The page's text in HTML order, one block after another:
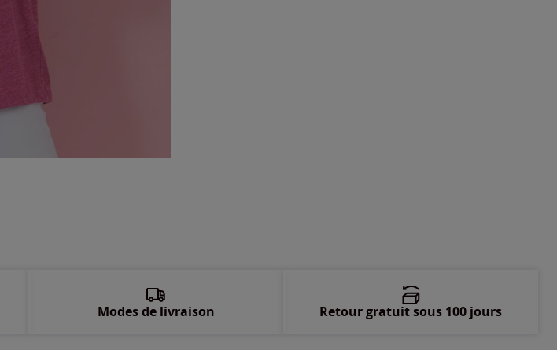
Modes de livraison Retour gratuit sous 100 jours